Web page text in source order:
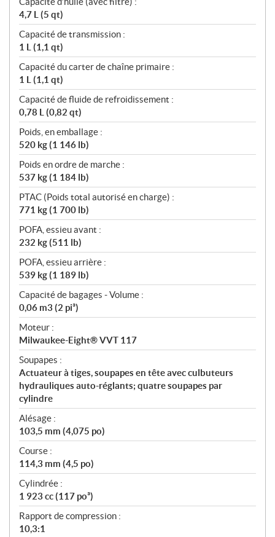
4,7 L (5 qt)
Capacité de transmission :
1 L (1,1 qt)
Capacité du carter de chaîne primaire :
1 L (1,1 qt)
Capacité de fluide de refroidissement :
0,78 L (0,82 qt)
Poids, en emballage :
520 kg (1 146 lb)
Poids en ordre de marche :
537 kg (1 184 lb)
PTAC (Poids total autorisé en charge) :
771 kg (1 700 lb)
POFA, essieu avant :
232 kg (511 lb)
POFA, essieu arrière :
539 kg (1 189 lb)
Capacité de bagages - Volume :
0,06 m3 (2 pi³)
Moteur :
Milwaukee-Eight® VVT 117
Soupapes :
Actuateur à tiges, soupapes en tête avec culbuteurs
hydrauliques auto-réglants; quatre soupapes par
cylindre
Alésage :
103,5 mm (4,075 po)
Course :
114,3 mm (4,5 po)
Cylindrée :
1 923 cc (117 po³)
Rapport de compression :
10,3:1